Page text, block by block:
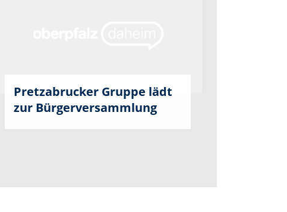
Pretzabrucker Gruppe lädt
zur Bürgerversammlung